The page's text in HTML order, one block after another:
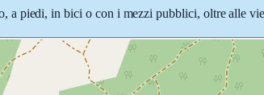
a piedi, in bici o con i mezzi pubblici, oltre alle